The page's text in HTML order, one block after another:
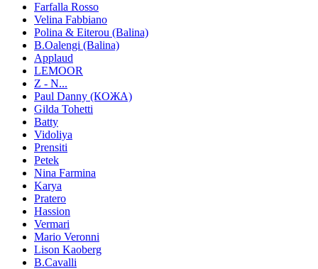
Farfalla Rosso
Velina Fabbiano
Polina & Eiterou (Balina)
B.Oalengi (Balina)
Applaud
LEMOOR
Z - N...
Paul Danny (КОЖА)
Gilda Tohetti
Batty
Vidoliya
Prensiti
Petek
Nina Farmina
Karya
Pratero
Hassion
Vermari
Mario Veronni
Lison Kaoberg
B.Cavalli